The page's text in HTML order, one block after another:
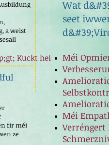
a weist
Kuckt hei
fir méi
ze
Wat
seet
Méi
Méi
Verréngert